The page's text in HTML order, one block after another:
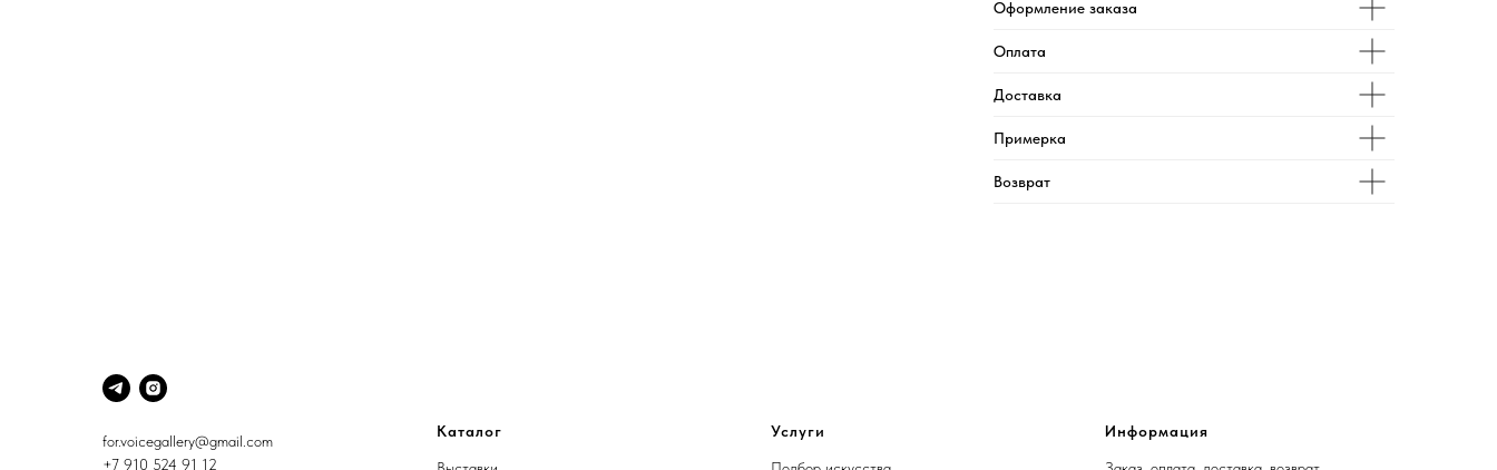
Оформление заказа
Оплата
Доставка
Примерка
Возврат
for.voicegallery@gmail.com
+7 910 524 91 12
Каталог Услуги Информация